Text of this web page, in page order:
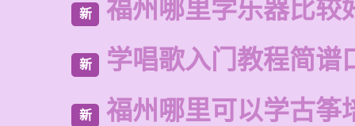
新 福州哪里学乐器比较
新 学唱歌入门教程简谱
新 福州哪里可以学古筝